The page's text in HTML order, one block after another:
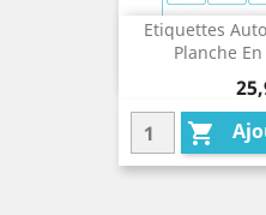
Etiquettes
Planche
